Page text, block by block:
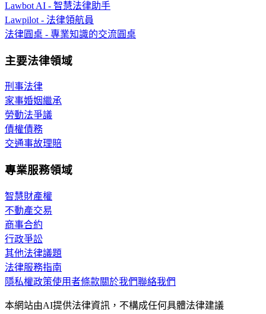
Lawbot AI - 智慧法律助手
Lawpilot - 法律領航員
法律圓桌 - 專業知識的交流圓桌
主要法律領域
刑事法律
家事婚姻繼承
勞動法爭議
債權債務
交通事故理賠
專業服務領域
智慧財產權
不動產交易
商事合約
行政爭訟
其他法律議題
法律服務指南
隱私權政策使用者條款關於我們聯絡我們
本網站由AI提供法律資訊，不構成任何具體法律建議